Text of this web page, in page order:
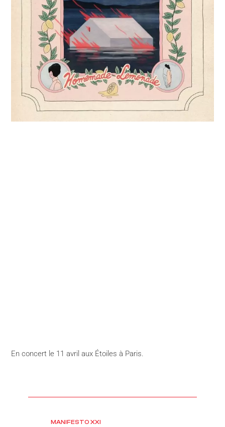
En concert le 11 avril aux Étoiles à Paris.
MANIFESTO XXI